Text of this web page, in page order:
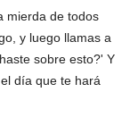
mierda de todos
y luego llamas a
sobre esto?' Y
día que te hará